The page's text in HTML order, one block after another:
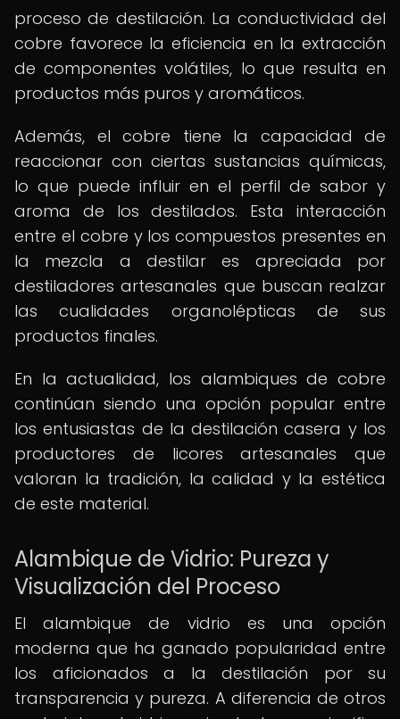
proceso de destilación. La conductividad del
cobre favorece la eficiencia en la extracción
de componentes volátiles, lo que resulta en
productos más puros y aromáticos.
Además, el cobre tiene la capacidad de
reaccionar con ciertas sustancias químicas,
lo que puede influir en el perfil de sabor y
aroma de los destilados. Esta interacción
entre el cobre y los compuestos presentes en
la mezcla a destilar es apreciada por
destiladores artesanales que buscan realzar
las cualidades organolépticas de sus
productos finales.
En la actualidad, los alambiques de cobre
continúan siendo una opción popular entre
los entusiastas de la destilación casera y los
productores de licores artesanales que
valoran la tradición, la calidad y la estética
de este material.
Alambique de Vidrio: Pureza y
Visualización del Proceso
El alambique de vidrio es una opción
moderna que ha ganado popularidad entre
los aficionados a la destilación por su
transparencia y pureza. A diferencia de otros